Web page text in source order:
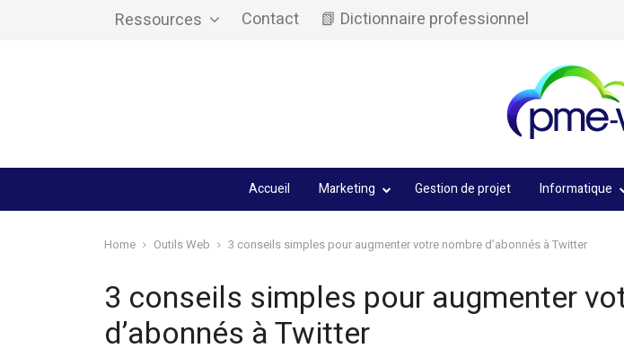
Ressources Contact 📗 Dictionnaire professionnel
Accueil Marketing Gestion de projet Informatique
Home Outils Web 3 conseils simples pour augmenter votre nombre d’abonnés à Twitter
3 conseils simples pour augmenter
d’abonnés à Twitter